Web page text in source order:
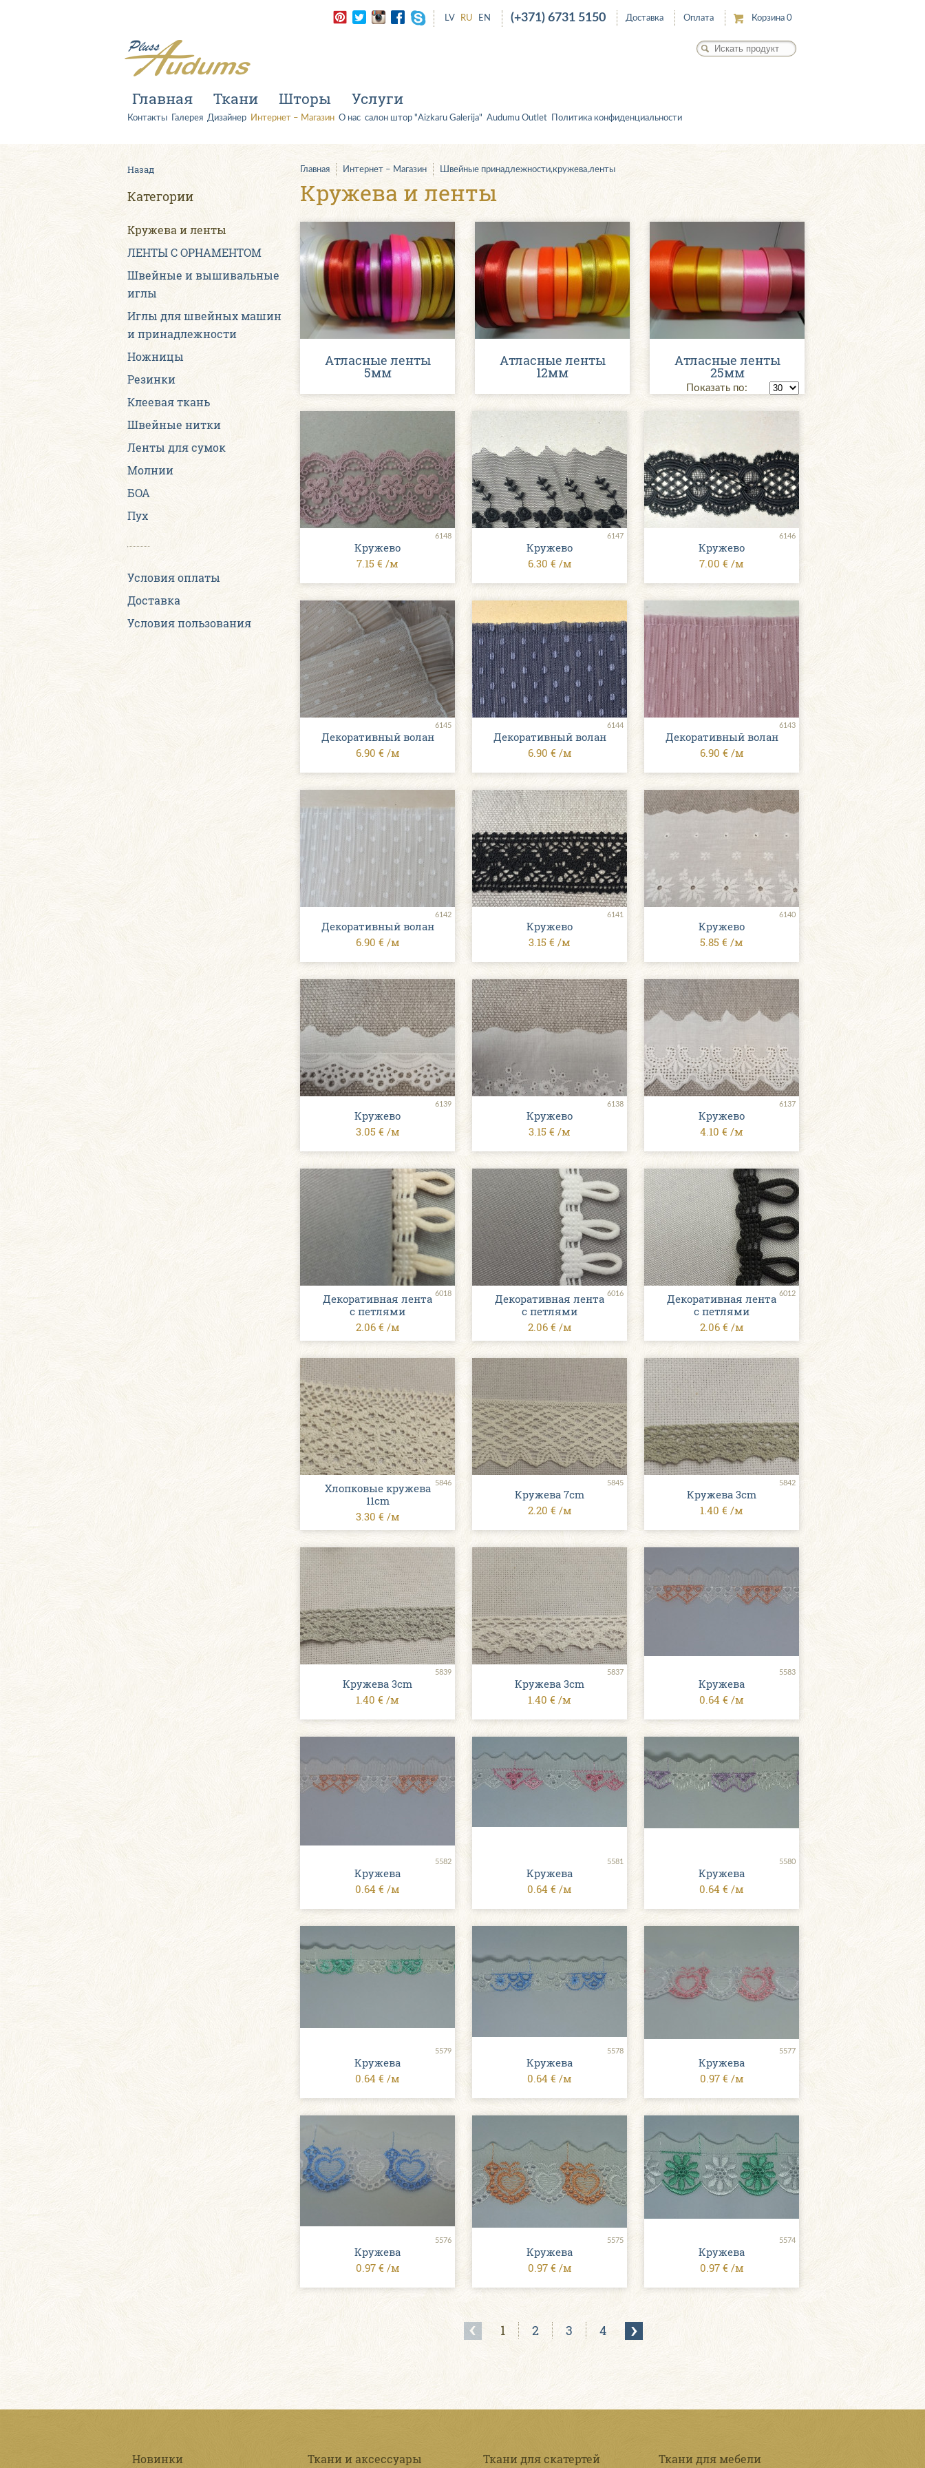
LV RU EN (+371) 6731 5150 Доставка Оплата Корзина 0
Главная Ткани Шторы Услуги
Контакты Галерея Дизайнер Интернет – Магазин О нас салон штор "Aizkaru Galerija" Audumu Outlet Политика конфиденциальности
Назад
Категории
Kружева и ленты
ЛЕНТЫ С ОРНАМЕНТОМ
Швейные и вышивальные
иглы
Иглы для швейных машин
и принадлежности
Ножницы
Резинки
Клеевая ткань
Швейные нитки
Ленты для сумок
Молнии
БОА
Пух
Условия оплаты
Доставка
Условия пользования
Главная Интернет – Магазин Швейные принадлежности,кружева,ленты
Kружева и ленты
Атласные ленты
5мм
Атласные ленты
12мм
Атласные ленты
25мм
Показать по:
6148
Кружево
7.15 € /м
6147
Кружево
6.30 € /м
6146
Кружево
7.00 € /м
6145
Декоративный волан
6.90 € /м
6144
Декоративный волан
6.90 € /м
6143
Декоративный волан
6.90 € /м
6142
Декоративный волан
6.90 € /м
6141
Кружево
3.15 € /м
6140
Кружево
5.85 € /м
6139
Кружево
3.05 € /м
6138
Кружево
3.15 € /м
6137
Кружево
4.10 € /м
6018
Декоративная лента
с петлями
2.06 € /м
6016
Декоративная лента
с петлями
2.06 € /м
6012
Декоративная лента
с петлями
2.06 € /м
5846
Хлопковые кружева
11cm
3.30 € /м
5845
Кружева 7cm
2.20 € /м
5842
Кружева 3cm
1.40 € /м
5839
Кружева 3cm
1.40 € /м
5837
Кружева 3cm
1.40 € /м
5583
Кружева
0.64 € /м
5582
Кружева
0.64 € /м
5581
Кружева
0.64 € /м
5580
Кружева
0.64 € /м
5579
Кружева
0.64 € /м
5578
Кружева
0.64 € /м
5577
Кружева
0.97 € /м
5576
Кружева
0.97 € /м
5575
Кружева
0.97 € /м
5574
Кружева
0.97 € /м
1 2 3 4
Новинки Ткани и аксессуары Ткани для скатертей Ткани для мебели